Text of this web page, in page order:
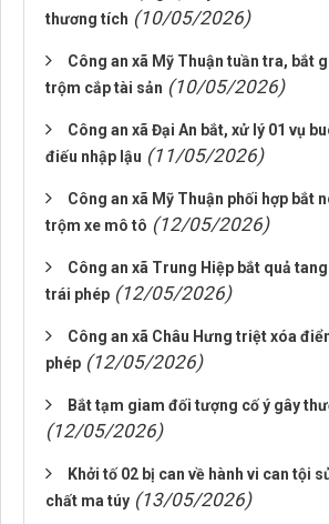
thương tích (10/05/2026)
Công an xã Mỹ Thuận tuần tra, bắt
trộm cắp tài sản (10/05/2026)
Công an xã Đại An bắt, xử lý 01 vụ
điếu nhập lậu (11/05/2026)
Công an xã Mỹ Thuận phối hợp bắt
trộm xe mô tô (12/05/2026)
Công an xã Trung Hiệp bắt quả
trái phép (12/05/2026)
Công an xã Châu Hưng triệt xóa
phép (12/05/2026)
Bắt tạm giam đối tượng cố ý gây
(12/05/2026)
Khởi tố 02 bị can về hành vi can tội
chất ma túy (13/05/2026)